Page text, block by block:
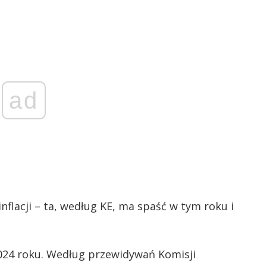
ad
– ta, według KE, ma spaść w tym roku i
roku. Według przewidywań Komisji